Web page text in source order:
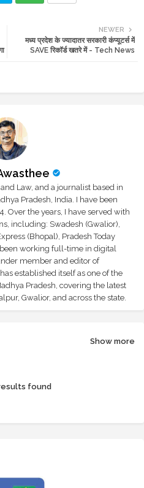
ats
NEWER
मध्य प्रदेश के ज्यादातर सरकारी कंप्यूटर्स में
SAVE रिकॉर्ड खतरे में - Tech News
Law, and a journalist based in
Pradesh, India. I have been
Over the years, I have served with
including: Swadesh (Gwalior),
(Bhopal), Pradesh Today
been working full-time in digital
member and editor of
established itself as one of the
Pradesh, covering the latest
Gwalior, and across the state.
Show more
found